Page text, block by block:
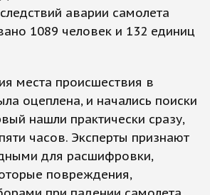
аварии самолета
1089 человек и 132 единиц
места происшествия в
оцеплена, и начались поиски
нашли практически сразу,
часов. Эксперты признают
для расшифровки,
повреждения,